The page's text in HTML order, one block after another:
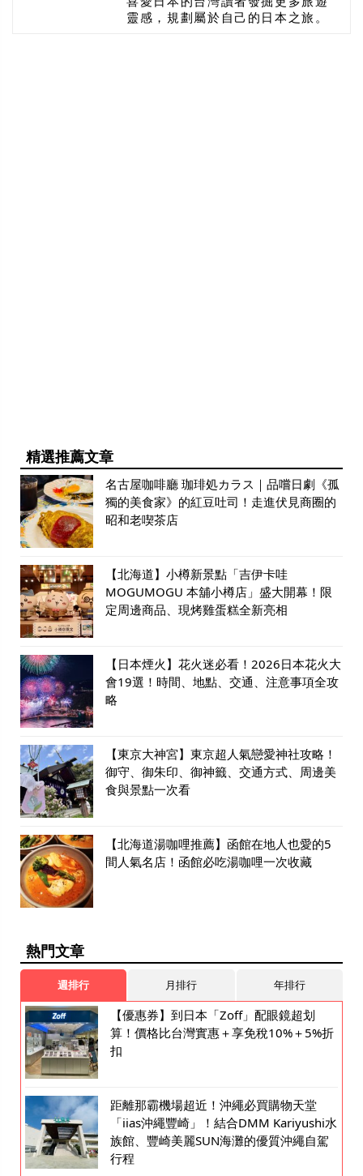
靈感，規劃屬於自己的日本之旅。
精選推薦文章
名古屋咖啡廳 珈琲処カラス｜品嚐日劇《孤
獨的美食家》的紅豆吐司！走進伏見商圈的
昭和老喫茶店
【北海道】小樽新景點「吉伊卡哇
MOGUMOGU 本舖小樽店」盛大開幕！限
定周邊商品、現烤雞蛋糕全新亮相
【日本煙火】花火迷必看！2026日本花火大
會19選！時間、地點、交通、注意事項全攻
略
【東京大神宮】東京超人氣戀愛神社攻略！
御守、御朱印、御神籤、交通方式、周邊美
食與景點一次看
【北海道湯咖哩推薦】函館在地人也愛的5
間人氣名店！函館必吃湯咖哩一次收藏
熱門文章
週排行 月排行 年排行
【優惠券】到日本「Zoff」配眼鏡超划
算！價格比台灣實惠＋享免稅10%＋5%折
扣
距離那霸機場超近！沖繩必買購物天堂
「iias沖繩豐崎」！結合DMM Kariyushi水
族館、豐崎美麗SUN海灘的優質沖繩自駕
行程